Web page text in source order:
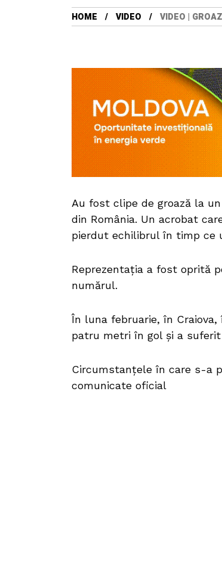
HOME VIDEO VIDEO |
Au fost clipe de groază la
din România. Un acrobat
pierdut echilibrul în timp ce
Reprezentația a fost oprită
numărul.
În luna februarie, în
patru metri în gol şi a suferit
Circumstanțele în care s-a
comunicate oficial